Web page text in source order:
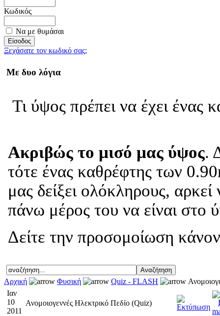
Κωδικός
Να με θυμάσαι
Ξεχάσατε τον κωδικό σας;
Με δυο λόγια
Τι ύψος πρέπει να έχει ένας
Ακριβώς το μισό μας ύψος.
τότε ένας καθρέφτης των
μας δείξει ολόκληρους,
πάνω μέρος του να είναι στο
Δείτε την προσομοίωση
Αρχική Φυσική Quiz - FLASH
Ιαν
10
2011
Ανομοιογεννές Ηλεκτρικό Πεδίο (Quiz)